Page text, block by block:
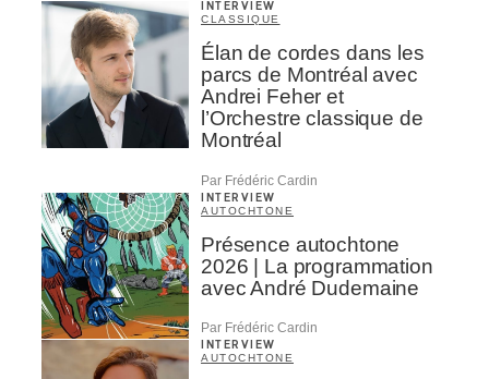
INTERVIEW
CLASSIQUE
Élan de cordes dans les
parcs de Montréal avec
Andrei Feher et
l’Orchestre classique de
Montréal
Par Frédéric Cardin
INTERVIEW
AUTOCHTONE
Présence autochtone
2026 | La programmation
avec André Dudemaine
Par Frédéric Cardin
INTERVIEW
AUTOCHTONE